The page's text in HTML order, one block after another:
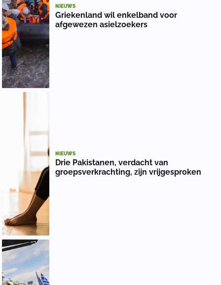
NIEUWS
Griekenland wil enkelband voor
afgewezen asielzoekers
NIEUWS
Drie Pakistanen, verdacht van
groepsverkrachting, zijn vrijgesproken